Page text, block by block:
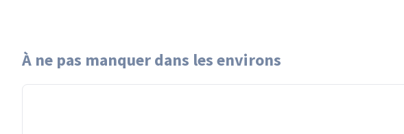
À ne pas manquer dans les environs